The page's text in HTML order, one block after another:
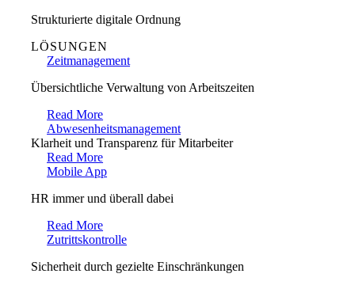
Strukturierte digitale Ordnung
LÖSUNGEN
Zeitmanagement
Übersichtliche Verwaltung von Arbeitszeiten
Read More
Abwesenheitsmanagement
Klarheit und Transparenz für Mitarbeiter
Read More
Mobile App
HR immer und überall dabei
Read More
Zutrittskontrolle
Sicherheit durch gezielte Einschränkungen